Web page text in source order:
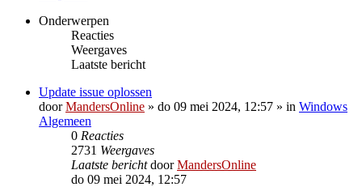
Onderwerpen
Reacties
Weergaves
Laatste bericht
Update issue oplossen
doorMandersOnline » do 09 mei 2024, 12:57 » in Windows
Algemeen
0 Reacties
2731 Weergaves
Laatste berichtdoorMandersOnline
do 09 mei 2024, 12:57